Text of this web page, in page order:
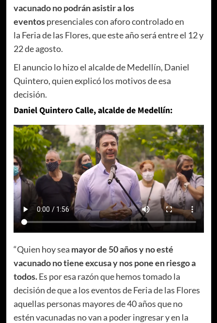
vacunado no podrán asistir a los
eventospresenciales con aforo controlado en
la Feria de las Flores, que este año será entre el 12 y
22 de agosto.
El anuncio lo hizo el alcalde de Medellín, Daniel
Quintero, quien explicó los motivos de esa
decisión.
Daniel Quintero Calle, alcalde de Medellín:
“Quien hoy sea mayor de 50 años y no esté
vacunado no tiene excusa y nos pone en riesgo a
todos.Es por esa razón que hemos tomado la
decisión de que a los eventos de Feria de las Flores
aquellas personas mayores de 40 años que no
estén vacunadas no van a poder ingresar y en la